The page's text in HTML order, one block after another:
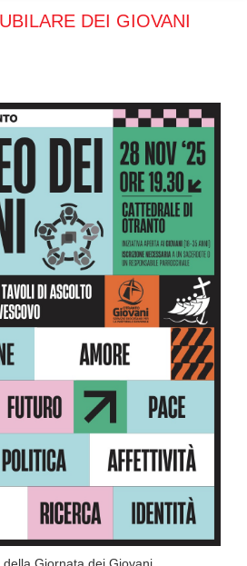
DEI GIOVANI